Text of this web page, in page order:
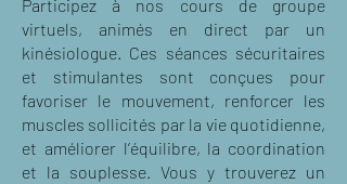
Participez à nos cours de groupe
virtuels, animés en direct par un
kinésiologue. Ces séances sécuritaires
et stimulantes sont conçues pour
favoriser le mouvement, renforcer les
muscles sollicités par la vie quotidienne,
et améliorer l’équilibre, la coordination
et la souplesse. Vous y trouverez un